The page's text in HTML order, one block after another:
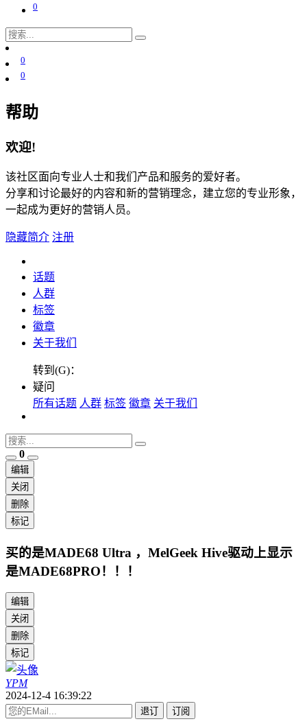
0
0
0
帮助
欢迎!
该社区面向专业人士和我们产品和服务的爱好者。
分享和讨论最好的内容和新的营销理念，建立您的专业形象，
一起成为更好的营销人员。
隐藏简介 注册
话题
人群
标签
徽章
关于我们
转到(G)：
疑问
所有话题 人群 标签 徽章 关于我们
0
编辑
关闭
删除
标记
买的是MADE68 Ultra ，MelGeek Hive驱动上显示
是MADE68PRO！！！
编辑
关闭
删除
标记
YPM
2024-12-4 16:39:22
退订 订阅